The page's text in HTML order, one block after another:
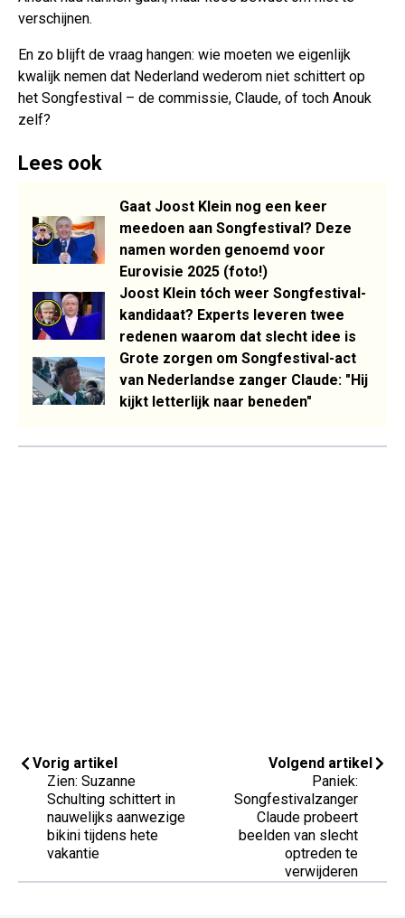
verschijnen.
En zo blijft de vraag hangen: wie moeten we eigenlijk
kwalijk nemen dat Nederland wederom niet schittert op
het Songfestival – de commissie, Claude, of toch Anouk
zelf?
Lees ook
Gaat Joost Klein nog een keer
meedoen aan Songfestival? Deze
namen worden genoemd voor
Eurovisie 2025 (foto!)
Joost Klein tóch weer Songfestival-
kandidaat? Experts leveren twee
redenen waarom dat slecht idee is
Grote zorgen om Songfestival-act
van Nederlandse zanger Claude: "Hij
kijkt letterlijk naar beneden"
Vorig artikel
Zien: Suzanne
Schulting schittert in
nauwelijks aanwezige
bikini tijdens hete
vakantie
Volgend artikel
Paniek:
Songfestivalzanger
Claude probeert
beelden van slecht
optreden te
verwijderen